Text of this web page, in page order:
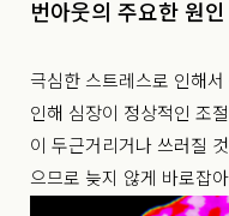
번아웃의 주요한 원
극심한 스트레스로 인해
인해 심장이 정상적인 조
이 두근거리거나 쓰러질
으므로 늦지 않게 바로잡